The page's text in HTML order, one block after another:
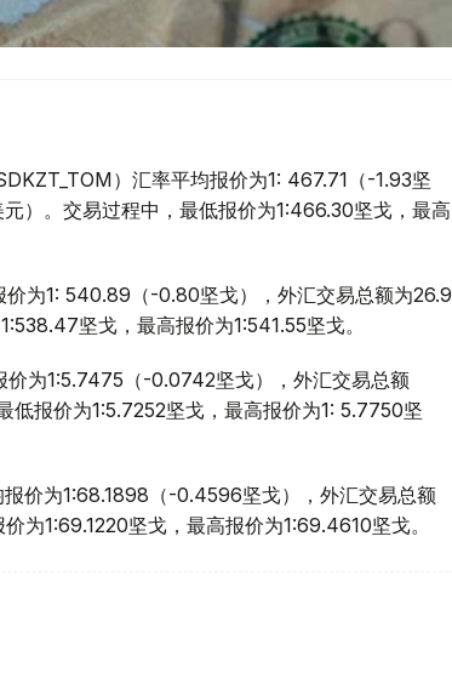
）汇率平均报价为1: 467.71（-1.93坚
）。交易过程中，最低报价为1:466.30坚戈，最高
为1: 540.89（-0.80坚戈），外汇交易总额为26.9
坚戈，最高报价为1:541.55坚戈。
为1:5.7475（-0.0742坚戈），外汇交易总额
报价为1:5.7252坚戈，最高报价为1: 5.7750坚
价为1:68.1898（-0.4596坚戈），外汇交易总额
为1:69.1220坚戈，最高报价为1:69.4610坚戈。